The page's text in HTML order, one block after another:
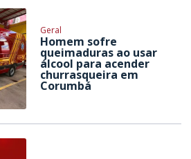
Geral
Homem sofre
queimaduras ao usar
álcool para acender
churrasqueira em
Corumbá